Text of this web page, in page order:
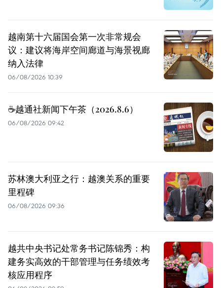
越南第十六届国会第一次非常规会
议：建议将海岸空间廊道与海景视廊
纳入法律
06/08/2026 10:39
☕️越通社新闻下午茶（2026.8.6）
06/08/2026 09:42
苏林澳大利亚之行：越澳关系的重要
里程碑
06/08/2026 09:36
越共中央书记处常务书记陈锦秀：构
建务实高效的干部管理与任务绩效考
核应用程序